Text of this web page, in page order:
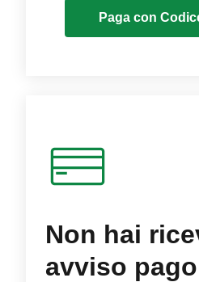
Paga con
Non hai
avviso